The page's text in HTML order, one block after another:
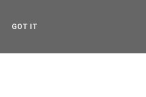
GOT IT